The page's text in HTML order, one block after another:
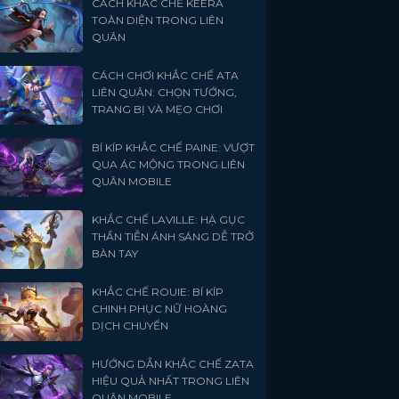
CÁCH KHẮC CHẾ KEERA
TOÀN DIỆN TRONG LIÊN
QUÂN
CÁCH CHƠI KHẮC CHẾ ATA
LIÊN QUÂN: CHỌN TƯỚNG,
TRANG BỊ VÀ MẸO CHƠI
BÍ KÍP KHẮC CHẾ PAINE: VƯỢT
QUA ÁC MỘNG TRONG LIÊN
QUÂN MOBILE
KHẮC CHẾ LAVILLE: HẠ GỤC
THẦN TIỄN ÁNH SÁNG DỄ TRỞ
BÀN TAY
KHẮC CHẾ ROUIE: BÍ KÍP
CHINH PHỤC NỮ HOÀNG
DỊCH CHUYỂN
HƯỚNG DẪN KHẮC CHẾ ZATA
HIỆU QUẢ NHẤT TRONG LIÊN